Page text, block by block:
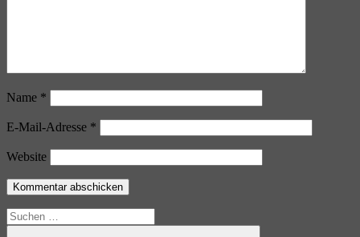
Name *
E-Mail-Adresse *
Website
Suchen
nach: